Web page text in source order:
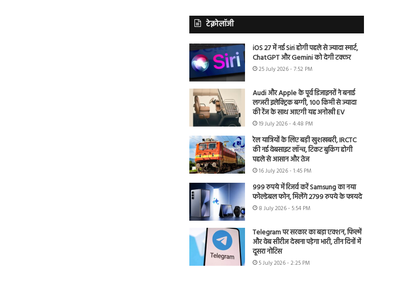
टेक्नोलॉजी
iOS 27 में नई Siri होगी पहले से ज्यादा स्मार्ट,
ChatGPT और Gemini को देगी टक्कर
25 July 2026 - 7:52 PM
Audi और Apple के पूर्व डिजाइनरों ने बनाई
लग्जरी इलेक्ट्रिक बग्गी, 100 किमी से ज्यादा
की रेंज के साथ आएगी यह अनोखी EV
19 July 2026 - 4:48 PM
रेल यात्रियों के लिए बड़ी खुशखबरी, IRCTC
की नई वेबसाइट लॉन्च, टिकट बुकिंग होगी
पहले से आसान और तेज
16 July 2026 - 1:45 PM
999 रुपये में रिजर्व करें Samsung का नया
फोल्डेबल फोन, मिलेंगे 2799 रुपये के फायदे
8 July 2026 - 5:54 PM
Telegram पर सरकार का बड़ा एक्शन, फिल्में
और वेब सीरीज देखना पड़ेगा भारी, तीन दिनों में
दूसरा नोटिस
5 July 2026 - 2:25 PM